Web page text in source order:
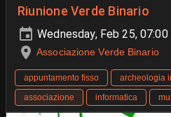
Riunione Verde Binario
Wednesday, Feb 25,
Associazione Verde Binario
appuntamento fisso archeologia
associazione
informatica